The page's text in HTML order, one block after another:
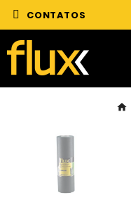
CONTATOS